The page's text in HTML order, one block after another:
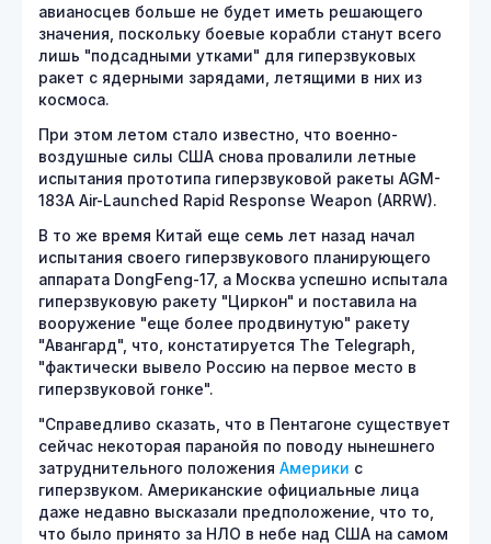
авианосцев больше не будет иметь решающего
значения, поскольку боевые корабли станут всего
лишь "подсадными утками" для гиперзвуковых
ракет с ядерными зарядами, летящими в них из
космоса.
При этом летом стало известно, что военно-
воздушные силы США снова провалили летные
испытания прототипа гиперзвуковой ракеты AGM-
183A Air-Launched Rapid Response Weapon (ARRW).
В то же время Китай еще семь лет назад начал
испытания своего гиперзвукового планирующего
аппарата DongFeng-17, а Москва успешно испытала
гиперзвуковую ракету "Циркон" и поставила на
вооружение "еще более продвинутую" ракету
"Авангард", что, констатируется The Telegraph,
"фактически вывело Россию на первое место в
гиперзвуковой гонке".
"Справедливо сказать, что в Пентагоне существует
сейчас некоторая паранойя по поводу нынешнего
затруднительного положения Америки с
гиперзвуком. Американские официальные лица
даже недавно высказали предположение, что то,
что было принято за НЛО в небе над США на самом